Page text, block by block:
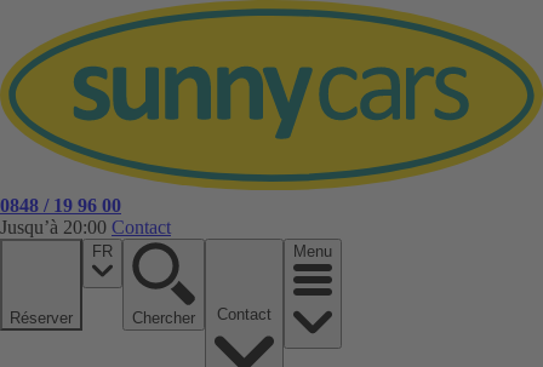
0848 / 19 96 00
Jusqu’à 20:00 Contact
Réserver
FR
Chercher
Menu